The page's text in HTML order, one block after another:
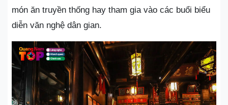
món ăn truyền thống hay tham gia vào các buổi biểu
diễn văn nghệ dân gian.